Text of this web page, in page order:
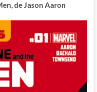
de Jason Aaron